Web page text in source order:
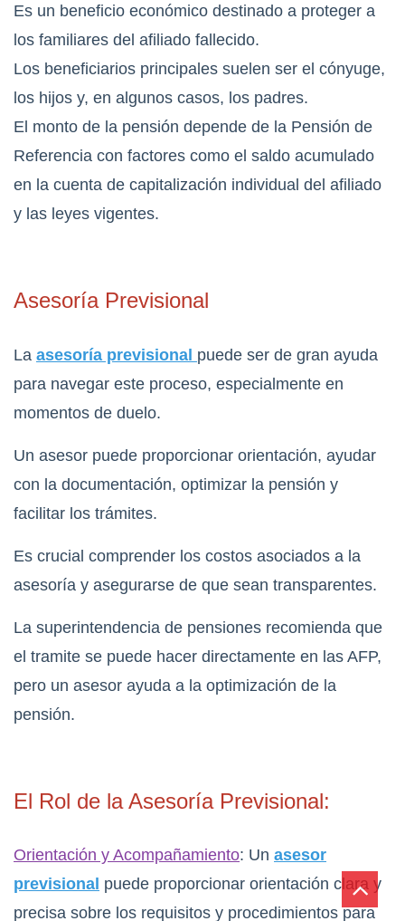
Es un beneficio económico destinado a proteger a
los familiares del afiliado fallecido.
Los beneficiarios principales suelen ser el cónyuge,
los hijos y, en algunos casos, los padres.
El monto de la pensión depende de la Pensión de
Referencia con factores como el saldo acumulado
en la cuenta de capitalización individual del afiliado
y las leyes vigentes.
Asesoría Previsional
La asesoría previsional puede ser de gran ayuda
para navegar este proceso, especialmente en
momentos de duelo.
Un asesor puede proporcionar orientación, ayudar
con la documentación, optimizar la pensión y
facilitar los trámites.
Es crucial comprender los costos asociados a la
asesoría y asegurarse de que sean transparentes.
La superintendencia de pensiones recomienda que
el tramite se puede hacer directamente en las AFP,
pero un asesor ayuda a la optimización de la
pensión.
El Rol de la Asesoría Previsional:
Orientación y Acompañamiento: Un asesor
previsional puede proporcionar orientación clara y
precisa sobre los requisitos y procedimientos para